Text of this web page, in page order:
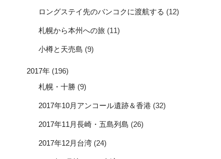
ロングステイ先のバンコクに渡航する (12)
札幌から本州への旅 (11)
小樽と天売島 (9)
2017年 (196)
札幌・十勝 (9)
2017年10月アンコール遺跡＆香港 (32)
2017年11月長崎・五島列島 (26)
2017年12月台湾 (24)